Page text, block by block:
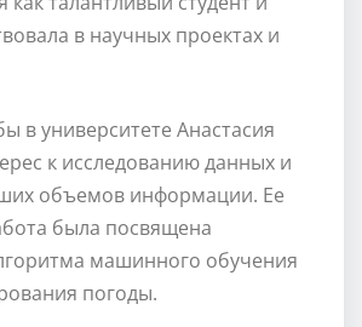
в научных проектах и
в университете Анастасия
к исследованию данных и
объемов информации. Ее
была посвящена
машинного обучения
погоды.